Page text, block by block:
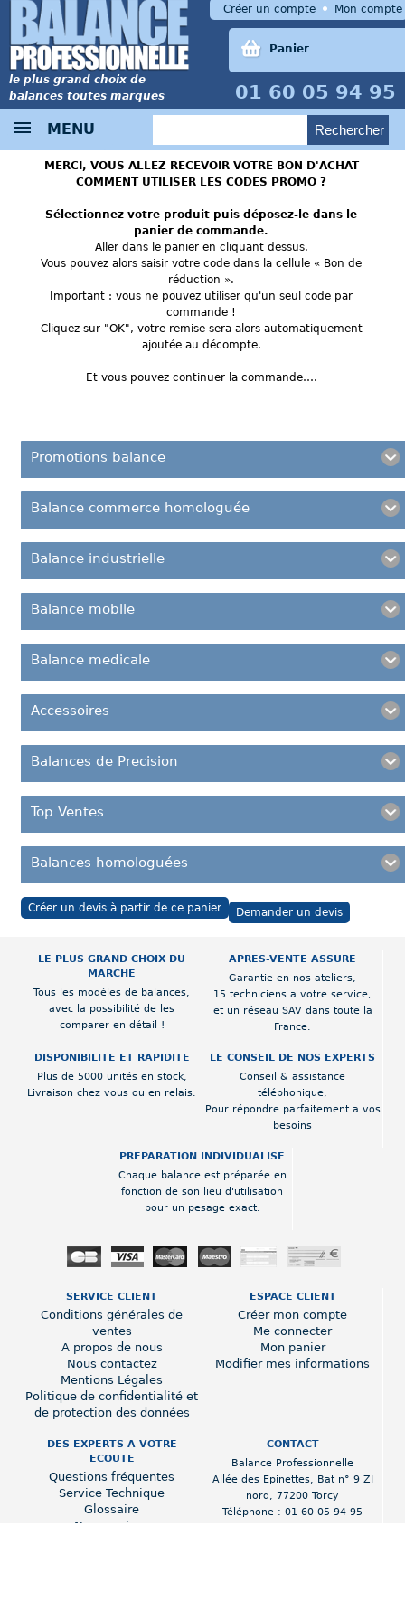
le plus grand choix de
balances toutes marques
01 60 05 94 95
Panier
Créer un compte Mon compte
MENU
MERCI, VOUS ALLEZ RECEVOIR VOTRE BON D'ACHAT
COMMENT UTILISER LES CODES PROMO ?
Sélectionnez votre produit puis déposez-le dans le
panier de commande.
Aller dans le panier en cliquant dessus.
Vous pouvez alors saisir votre code dans la cellule « Bon de
réduction ».
Important : vous ne pouvez utiliser qu'un seul code par
commande !
Cliquez sur "OK", votre remise sera alors automatiquement
ajoutée au décompte.
Et vous pouvez continuer la commande….
Promotions balance
Balance commerce homologuée
Balance industrielle
Balance mobile
Balance medicale
Accessoires
Balances de Precision
Top Ventes
Balances homologuées
Créer un devis à partir de ce panier Demander un devis
LE PLUS GRAND CHOIX DU
MARCHE
Tous les modéles de balances,
avec la possibilité de les
comparer en détail !
APRES-VENTE ASSURE
Garantie en nos ateliers,
15 techniciens a votre service,
et un réseau SAV dans toute la
France.
DISPONIBILITE ET RAPIDITE
Plus de 5000 unités en stock,
Livraison chez vous ou en relais.
LE CONSEIL DE NOS EXPERTS
Conseil & assistance
téléphonique,
Pour répondre parfaitement a vos
besoins
PREPARATION INDIVIDUALISE
Chaque balance est préparée en
fonction de son lieu d'utilisation
pour un pesage exact.
SERVICE CLIENT
Conditions générales de
ventes
A propos de nous
Nous contactez
Mentions Légales
Politique de confidentialité et
de protection des données
ESPACE CLIENT
Créer mon compte
Me connecter
Mon panier
Modifier mes informations
DES EXPERTS A VOTRE
ECOUTE
Questions fréquentes
Service Technique
Glossaire
Nos services
CONTACT
Balance Professionnelle
Allée des Epinettes, Bat n° 9 ZI
nord , 77200 Torcy
Téléphone : 01 60 05 94 95